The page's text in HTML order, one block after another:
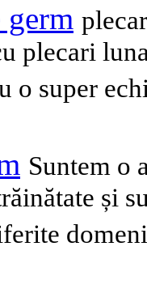
germ
plecari
o super
Suntem o
și